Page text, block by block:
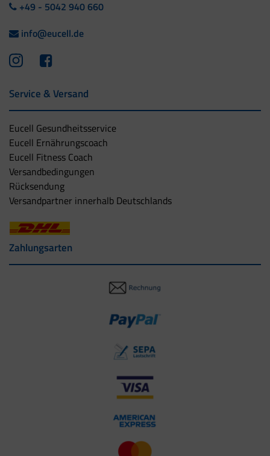
+49 - 5042 940 660
info@eucell.de
Service & Versand
Eucell Gesundheitsservice
Eucell Ernährungscoach
Eucell Fitness Coach
Versandbedingungen
Rücksendung
Versandpartner innerhalb Deutschlands
Zahlungsarten